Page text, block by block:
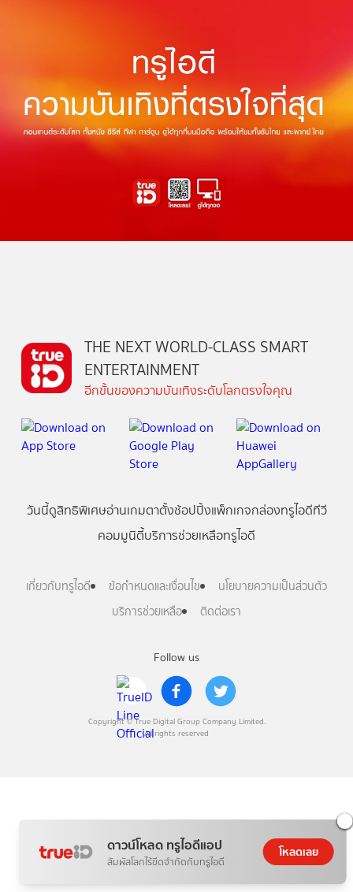
ดาวน์โหลด ทรูไอดีแอป
สัมผัสโลกไร้ขีดจำกัดกับทรูไอดี
โหลดเลย
Follow us
Copyright © True Digital Group Company Limited.
All rights reserved
THE NEXT WORLD-CLASS SMART
ENTERTAINMENT
อีกขั้นของความบันเทิงระดับโลกตรงใจคุณ
วันนี้ดูสิทธิพิเศษอ่านเกมตาตั้งช้อปปิ้งแพ็กเกจกล่องทรูไอดีทีวี
คอมมูนิตี้บริการช่วยเหลือทรูไอดี
เกี่ยวกับทรูไอดี ข้อกำหนดและเงื่อนไข
นโยบายความเป็นส่วนตัว
บริการช่วยเหลือ
ติดต่อเรา